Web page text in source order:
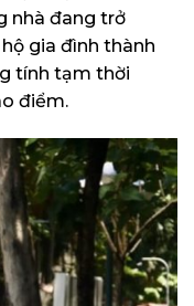
nhà đang trở
gia đình thành
tính tạm thời
điểm.